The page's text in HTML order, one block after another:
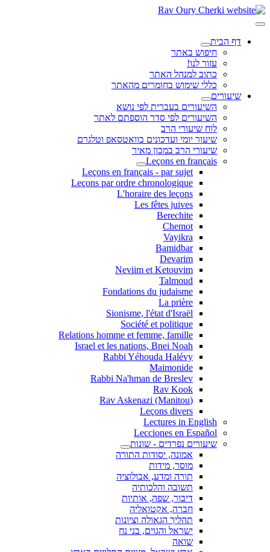
דף הבית
חיפוש באתר
עזור לנו!
כתוב למנהל האתר
כללי שימוש בחומרים מהאתר
שיעורים
השיעורים בעברית לפי נושא
השיעורים לפי סדר הוספתם לאתר
לוח שיעורי הרב
שיעור יומי ועדכונים בוואטסאפ וטלגרם
שיעורי הרב במכון מאיר
Leçons en français
Leçons en français - par sujet
Leçons par ordre chronologique
L'horaire des leçons
Les fêtes juives
Berechite
Chemot
Vayikra
Bamidbar
Devarim
Neviim et Ketouvim
Talmoud
Fondations du judaisme
La prière
Sionisme, l'état d'Israël
Société et politique
Relations homme et femme, famille
Israel et les nations, Bnei Noah
Rabbi Yéhouda Halévy
Maimonide
Rabbi Na'hman de Breslev
Rav Kook
(Rav Askenazi (Manitou
Leçons divers
Lectures in English
Lecciones en Español
שיעורים נפרדים - שונות
אמונה, יסודות התורה
מוסר, מידות
תורה ומדע, אבולוציה
תשובה והלכותיה
דיבור, שפה, אותיות
חברה, אקטואליה
תהליך הגאולה וציונות
ישראל והגוים, בני נח
שואה